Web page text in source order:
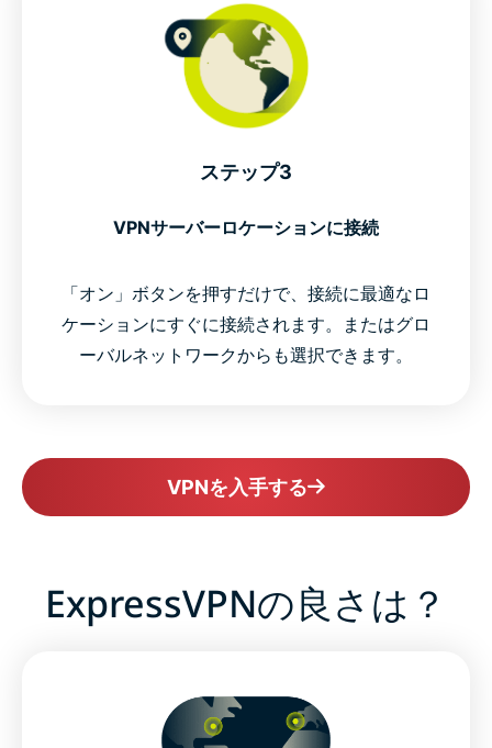
ステップ3
VPNサーバーロケーションに接続
「オン」ボタンを押すだけで、接続に最適なロ
ケーションにすぐに接続されます。またはグロ
ーバルネットワークからも選択できます。
VPNを入手する
ExpressVPNの良さは？